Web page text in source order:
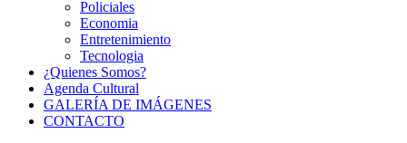
Policiales
Economia
Entretenimiento
Tecnologia
¿Quienes Somos?
Agenda Cultural
GALERÍA DE IMÁGENES
CONTACTO